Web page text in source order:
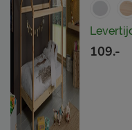
109.-